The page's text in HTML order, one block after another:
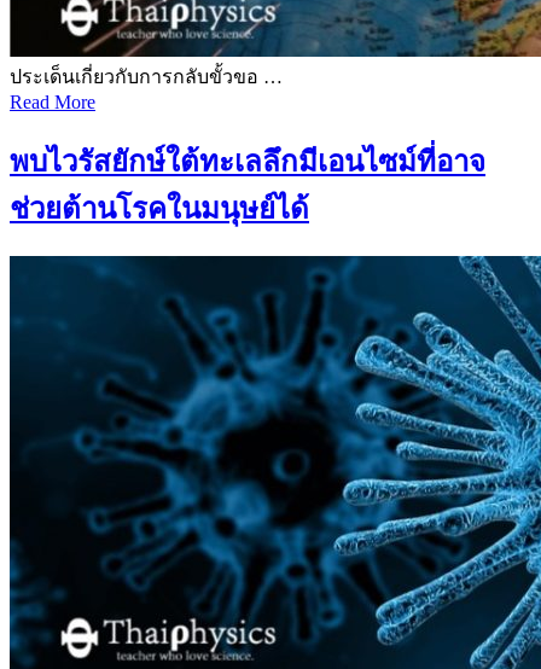
ประเด็นเกี่ยวกับการกลับขั้วขอ …
Read More
พบไวรัสยักษ์ใต้ทะเลลึกมีเอนไซม์ที่อาจ
ช่วยต้านโรคในมนุษย์ได้